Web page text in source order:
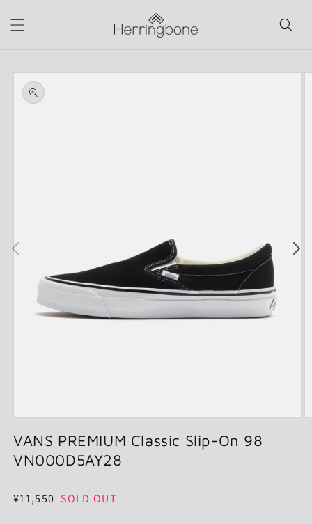
進む
商品情
報にス
キップ
ー
ダ
ル
デ
VANS PREMIUM Classic Slip-On 98
VN000D5AY28
通
¥11,550 SOLD OUT